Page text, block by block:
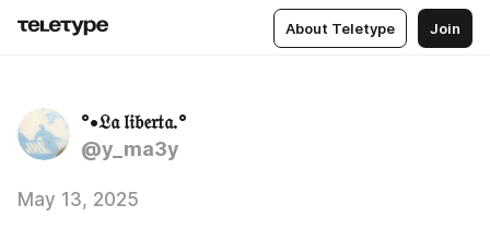
About Teletype Join
°•𝔏𝔞 𝔩𝔦𝔟𝔢𝔯𝔱𝔞.°
@y_ma3y
May 13, 2025